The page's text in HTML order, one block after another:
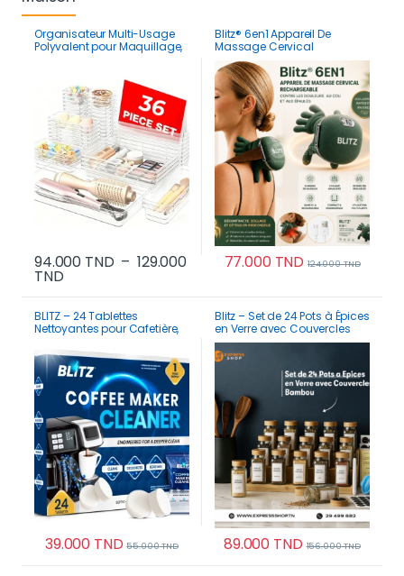
Organisateur Multi-Usage
Polyvalent pour Maquillage,
94.000 TND – 129.000
TNDPlage de prix : 94.000 TND à 129.000 TND
Blitz® 6en1 Appareil De
Massage Cervical
Rechargeable Contre Les
Douleurs Au Cou Et Aux
épaules
77.000TND 124.000TND
BLITZ – 24 Tablettes
Nettoyantes pour Cafetière,
39.000 TND 55.000TND
Blitz – Set de 24 Pots à Épices
en Verre avec Couvercles
Bambou Rangement
Hermétique
89.000 TND 156.000TND